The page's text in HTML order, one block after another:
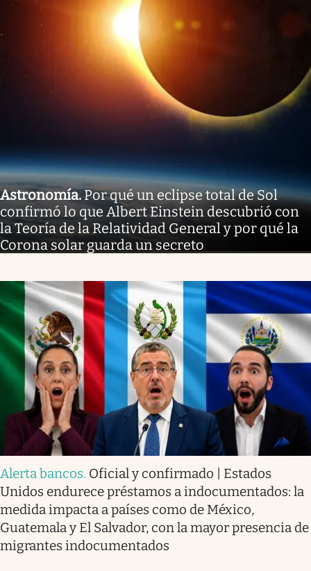
Astronomía.Por qué un eclipse total de Sol
confirmó lo que Albert Einstein descubrió con
la Teoría de la Relatividad General y por qué la
Corona solar guarda un secreto
Alerta bancos. Oficial y confirmado | Estados
Unidos endurece préstamos a indocumentados: la
medida impacta a países como de México,
Guatemala y El Salvador, con la mayor presencia de
migrantes indocumentados